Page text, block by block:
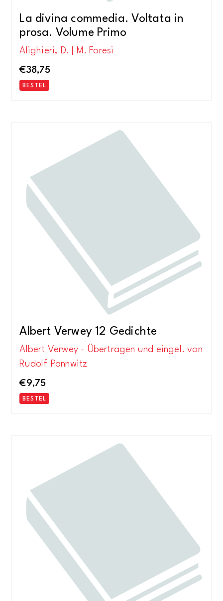
La divina commedia. Voltata in
prosa. Volume Primo
Alighieri, D. | M. Foresi
€38,75
BESTEL
Albert Verwey 12 Gedichte
Albert Verwey - Übertragen und eingel. von
Rudolf Pannwitz
€9,75
BESTEL